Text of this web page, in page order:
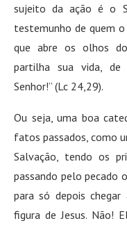
sujeito da ação é o
testemunho de quem o
que abre os olhos
partilha sua vida, de
Senhor!” (Lc 24,29).
Ou seja, uma boa
fatos passados, como
Salvação, tendo os
passando pelo pecado
para só depois
figura de Jesus. Não!